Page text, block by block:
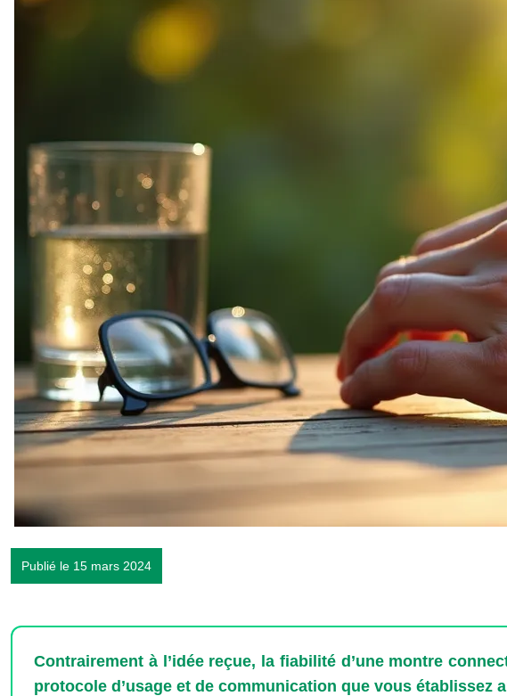
Publié le 15 mars 2024
Contrairement à l’idée reçue, la fiabilité d’une montre
protocole d’usage et de communication que vous établissez